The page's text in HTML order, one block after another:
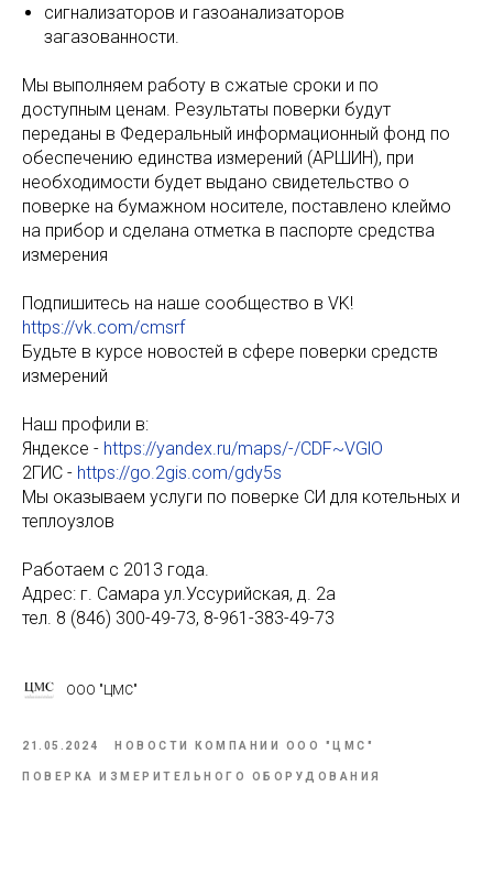
сигнализаторов и газоанализаторов
загазованности.
Мы выполняем работу в сжатые сроки и по
доступным ценам. Результаты поверки будут
переданы в Федеральный информационный фонд по
обеспечению единства измерений (АРШИН), при
необходимости будет выдано свидетельство о
поверке на бумажном носителе, поставлено клеймо
на прибор и сделана отметка в паспорте средства
измерения
Подпишитесь на наше сообщество в VK!
https://vk.com/cmsrf
Будьте в курсе новостей в сфере поверки средств
измерений
Наш профили в:
Яндексе - https://yandex.ru/maps/-/CDF~VGlO
2ГИС - https://go.2gis.com/gdy5s
Мы оказываем услуги по поверке СИ для котельных и
теплоузлов
Работаем с 2013 года.
Адрес: г. Самара ул.Уссурийская, д. 2а
тел. 8 (846) 300-49-73, 8-961-383-49-73
ООО "ЦМС"
21.05.2024 НОВОСТИ КОМПАНИИ ООО "ЦМС"
ПОВЕРКА ИЗМЕРИТЕЛЬНОГО ОБОРУДОВАНИЯ